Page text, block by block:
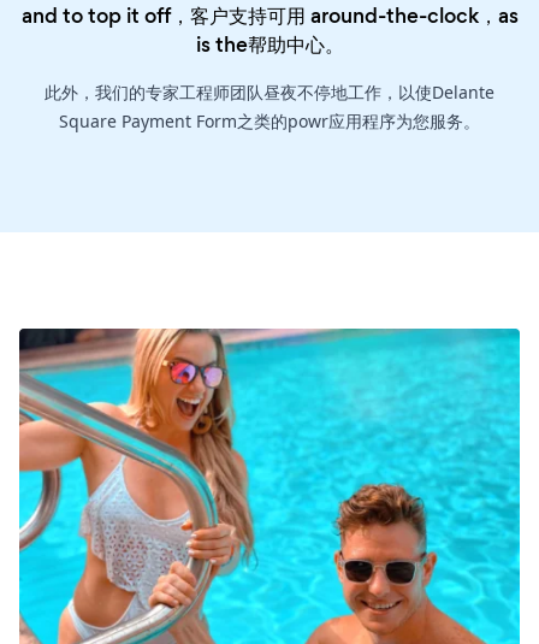
and to top it off，客户支持可用 around-the-clock，as
is the帮助中心。
此外，我们的专家工程师团队昼夜不停地工作，以使Delante
Square Payment Form之类的powr应用程序为您服务。